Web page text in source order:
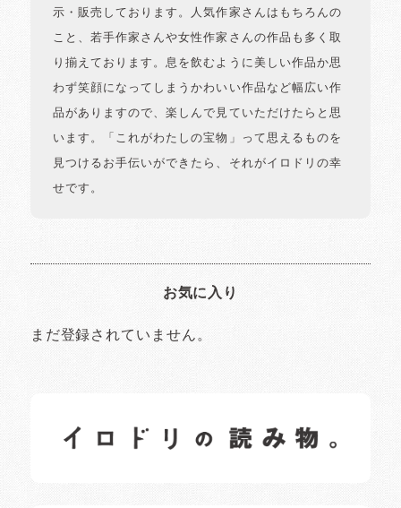
示・販売しております。人気作家さんはもちろんの
こと、若手作家さんや女性作家さんの作品も多く取
り揃えております。息を飲むように美しい作品か思
わず笑顔になってしまうかわいい作品など幅広い作
品がありますので、楽しんで見ていただけたらと思
います。「これがわたしの宝物」って思えるものを
見つけるお手伝いができたら、それがイロドリの幸
せです。
お気に入り
まだ登録されていません。
日常の様子など随時更新中です。